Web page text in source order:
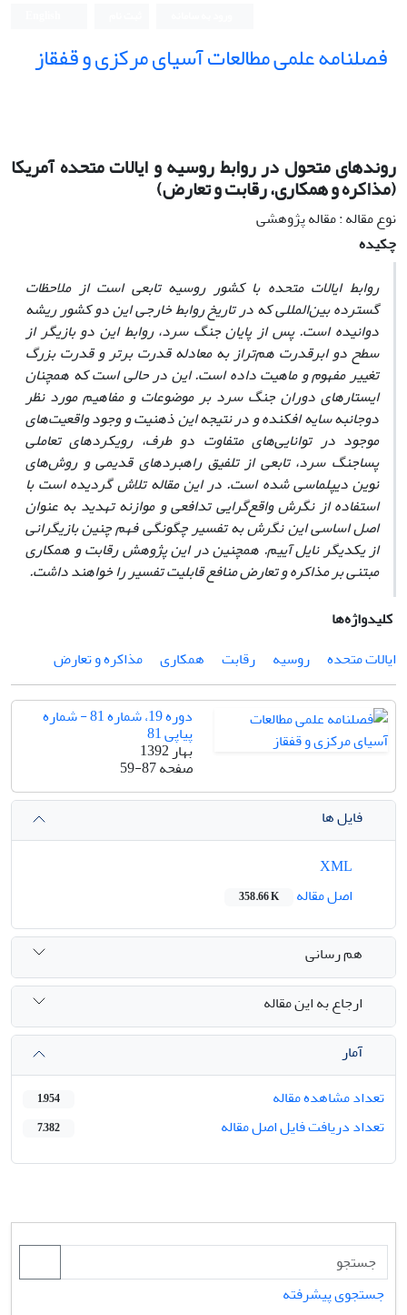
فصلنامه علمی مطالعات آسیای مرکزی و قفقاز
روندهای متحول در روابط روسیه و ایالات متحده آمریکا
(مذاکره و همکاری، رقابت و تعارض)
نوع مقاله : مقاله پژوهشی
چکیده
روابط ایالات متحده با کشور روسیه تابعی است از ملاحظات
گسترده بین‌المللی که در تاریخ روابط خارجی این دو کشور ریشه
دوانیده است. پس از پایان جنگ سرد، روابط این دو بازیگر از
سطح دو ابرقدرت هم‌تراز به معادله قدرت برتر و قدرت بزرگ
تغییر مفهوم و ماهیت داده است. این در حالی است که همچنان
ایستارهای دوران جنگ سرد بر موضوعات و مفاهیم مورد نظر
دوجانبه سایه افکنده و در نتیجه این ذهنیت و وجود واقعیت‌های
موجود در توانایی‌های متفاوت دو طرف، رویکردهای تعاملی
پساجنگ سرد، تابعی از تلفیق راهبردهای قدیمی و روش‌های
نوین دیپلماسی شده است. در این مقاله تلاش گردیده است با
استفاده از نگرش واقع‌گرایی تدافعی و موازنه تهدید به عنوان
اصل اساسی این نگرش به تفسیر چگونگی فهم چنین بازیگرانی
از یکدیگر نایل آییم. همچنین در این پژوهش رقابت و همکاری
مبتنی بر مذاکره و تعارض منافع قابلیت تفسیر را خواهند داشت.
کلیدواژه‌ها
ایالات متحده
روسیه رقابت همکاری مذاکره و تعارض
دوره 19، شماره 81 - شماره
پیاپی 81
بهار 1392
صفحه59-87
فایل ها
اصل مقاله
358.66 K
هم رسانی
ارجاع به این مقاله
آمار
تعداد مشاهده مقاله
1,954
تعداد دریافت فایل اصل مقاله 7,382
جستجوی پیشرفته